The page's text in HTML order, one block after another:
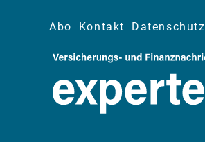
Abo Kontakt Datenschutz